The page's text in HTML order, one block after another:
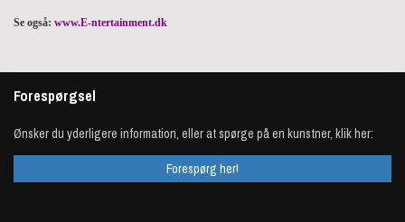
Se også: www.E-ntertainment.dk
Forespørgsel
Ønsker du yderligere information, eller at spørge på en kunstner, klik her:
Forespørg her!